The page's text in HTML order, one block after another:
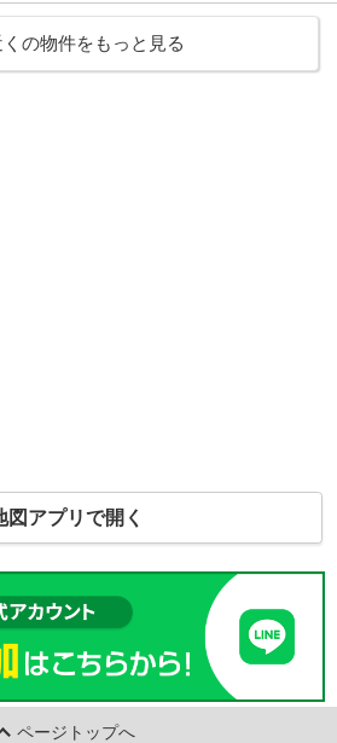
くの物件をもっと見る
図アプリで開く
ページトップへ